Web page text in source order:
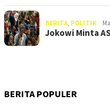
BERITA POLITIK
Jokowi Minta
BERITA POPULER